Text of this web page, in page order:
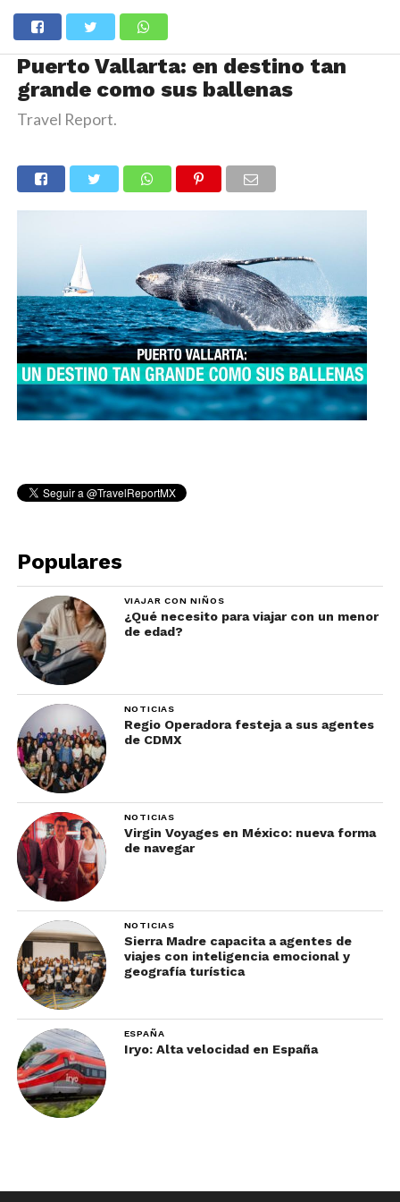
Puerto Vallarta: en destino tan
grande como sus ballenas
Travel Report.
Populares
VIAJAR CON NIÑOS
¿Qué necesito para viajar con un menor
de edad?
NOTICIAS
Regio Operadora festeja a sus agentes
de CDMX
NOTICIAS
Virgin Voyages en México: nueva forma
de navegar
NOTICIAS
Sierra Madre capacita a agentes de
viajes con inteligencia emocional y
geografía turística
ESPAÑA
Iryo: Alta velocidad en España